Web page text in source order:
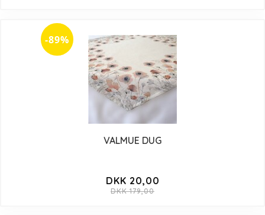
-89%
VALMUE DUG
DKK 20,00
DKK 179,00